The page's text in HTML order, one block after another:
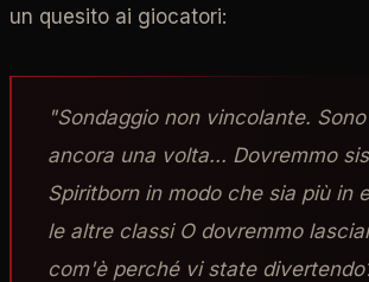
un quesito ai giocatori:
"Sondaggio non vincolante.
ancora una volta... Dovremmo
Spiritborn in modo che sia più in
le altre classi O dovremmo
com'è perché vi state